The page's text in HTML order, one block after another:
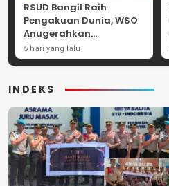
RSUD Bangil Raih
Pengakuan Dunia, WSO
Anugerahkan
Penghargaan
Internasional untuk
5 hari yang lalu
INDEKS